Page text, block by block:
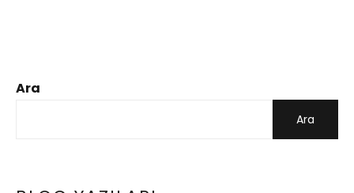
Ara
Ara